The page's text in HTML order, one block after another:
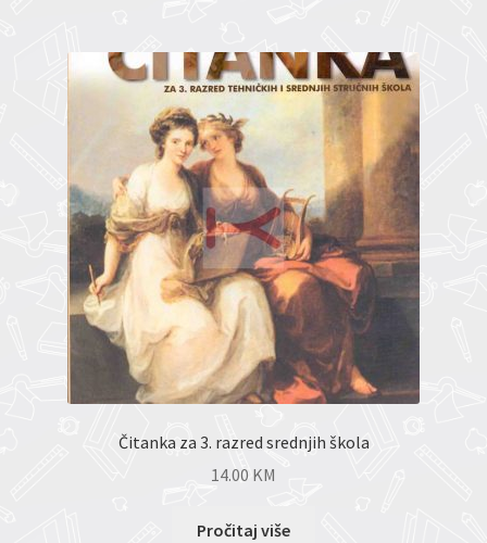
Čitanka za 3. razred srednjih škola
14.00 KM
Pročitaj više